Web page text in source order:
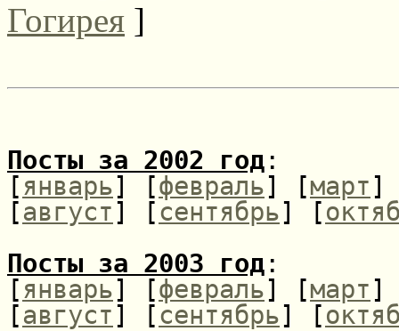
Гогирея ]
Посты за 2002 год :
[январь] [февраль] [март]
[август] [сентябрь] [
Посты за 2003 год :
[январь] [февраль] [март]
[август] [сентябрь] [